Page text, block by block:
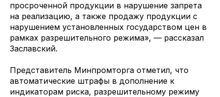
просроченной продукции в нарушение запрета
на реализацию, а также продажу продукции с
нарушением установленных государством цен в
рамках разрешительного режима», — рассказал
Заславский.
Представитель Минпромторга отметил, что
автоматические штрафы в дополнение к
индикаторам риска, разрешительному режиму